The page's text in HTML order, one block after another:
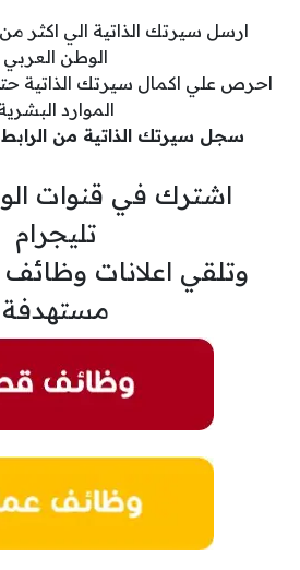
الوطن العربي
احرص علي اكمال سيرتك الذاتية
الموارد
سجل سيرتك الذاتية من الرابط
اشترك في قنوات
تليجرام
وتلقي اعلانات
مستهدفة